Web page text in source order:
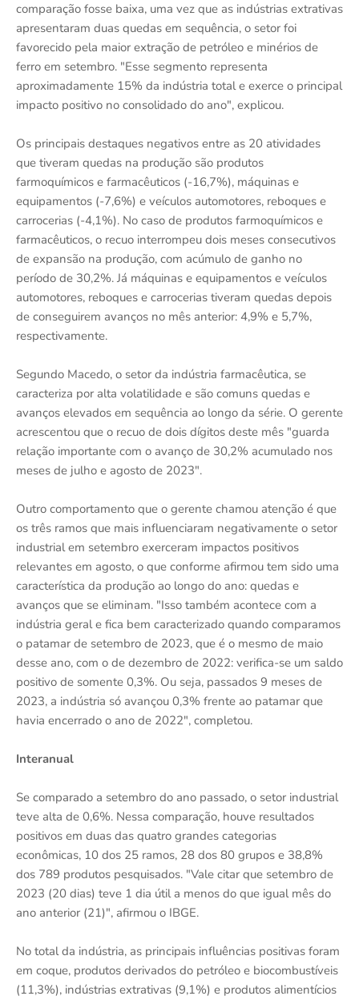
comparação fosse baixa, uma vez que as indústrias extrativas
apresentaram duas quedas em sequência, o setor foi
favorecido pela maior extração de petróleo e minérios de
ferro em setembro. "Esse segmento representa
aproximadamente 15% da indústria total e exerce o principal
impacto positivo no consolidado do ano", explicou.
Os principais destaques negativos entre as 20 atividades
que tiveram quedas na produção são produtos
farmoquímicos e farmacêuticos (-16,7%), máquinas e
equipamentos (-7,6%) e veículos automotores, reboques e
carrocerias (-4,1%). No caso de produtos farmoquímicos e
farmacêuticos, o recuo interrompeu dois meses consecutivos
de expansão na produção, com acúmulo de ganho no
período de 30,2%. Já máquinas e equipamentos e veículos
automotores, reboques e carrocerias tiveram quedas depois
de conseguirem avanços no mês anterior: 4,9% e 5,7%,
respectivamente.
Segundo Macedo, o setor da indústria farmacêutica, se
caracteriza por alta volatilidade e são comuns quedas e
avanços elevados em sequência ao longo da série. O gerente
acrescentou que o recuo de dois dígitos deste mês "guarda
relação importante com o avanço de 30,2% acumulado nos
meses de julho e agosto de 2023".
Outro comportamento que o gerente chamou atenção é que
os três ramos que mais influenciaram negativamente o setor
industrial em setembro exerceram impactos positivos
relevantes em agosto, o que conforme afirmou tem sido uma
característica da produção ao longo do ano: quedas e
avanços que se eliminam. "Isso também acontece com a
indústria geral e fica bem caracterizado quando comparamos
o patamar de setembro de 2023, que é o mesmo de maio
desse ano, com o de dezembro de 2022: verifica-se um saldo
positivo de somente 0,3%. Ou seja, passados 9 meses de
2023, a indústria só avançou 0,3% frente ao patamar que
havia encerrado o ano de 2022", completou.
Interanual
Se comparado a setembro do ano passado, o setor industrial
teve alta de 0,6%. Nessa comparação, houve resultados
positivos em duas das quatro grandes categorias
econômicas, 10 dos 25 ramos, 28 dos 80 grupos e 38,8%
dos 789 produtos pesquisados. "Vale citar que setembro de
2023 (20 dias) teve 1 dia útil a menos do que igual mês do
ano anterior (21)", afirmou o IBGE.
No total da indústria, as principais influências positivas foram
em coque, produtos derivados do petróleo e biocombustíveis
(11,3%), indústrias extrativas (9,1%) e produtos alimentícios